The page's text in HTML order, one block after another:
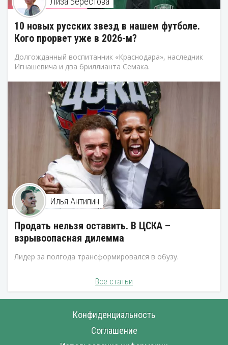
10 новых русских звезд в нашем футболе.
Кого прорвет уже в 2026-м?
Долгожданный воспитанник «Краснодара», наследник
Игнашевича и два бриллианта Семака.
Илья Антипин
Продать нельзя оставить. В ЦСКА –
взрывоопасная дилемма
Лидер за полгода трансформировался в обузу.
Все статьи
Конфиденциальность
Соглашение